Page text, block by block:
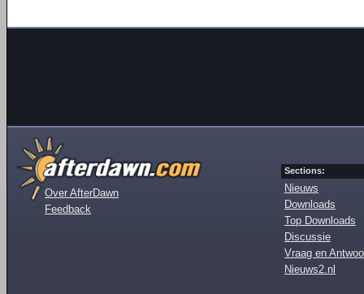
Over AfterDawn
Feedback
Sections:
Nieuws
Downloads
Top Downloads
Discussie
Vraag en
Nieuws2.nl